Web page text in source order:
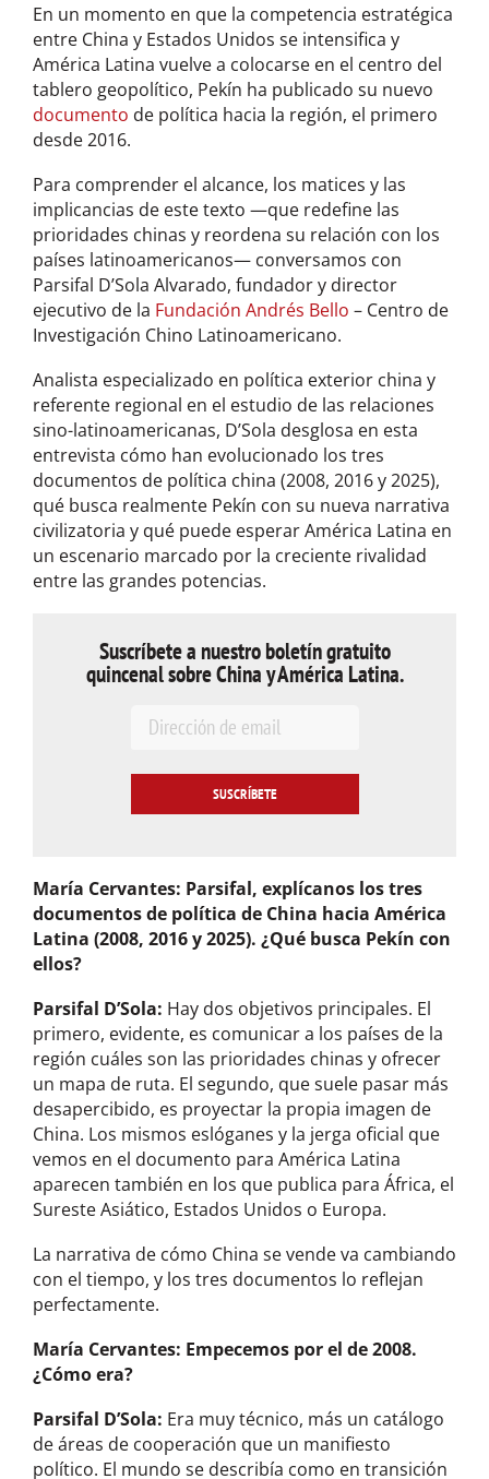
En un momento en que la competencia estratégica
entre China y Estados Unidos se intensifica y
América Latina vuelve a colocarse en el centro del
tablero geopolítico, Pekín ha publicado su nuevo
documento de política hacia la región, el primero
desde 2016.
Para comprender el alcance, los matices y las
implicancias de este texto —que redefine las
prioridades chinas y reordena su relación con los
países latinoamericanos— conversamos con
Parsifal D’Sola Alvarado, fundador y director
ejecutivo de la Fundación Andrés Bello – Centro de
Investigación Chino Latinoamericano.
Analista especializado en política exterior china y
referente regional en el estudio de las relaciones
sino-latinoamericanas, D’Sola desglosa en esta
entrevista cómo han evolucionado los tres
documentos de política china (2008, 2016 y 2025),
qué busca realmente Pekín con su nueva narrativa
civilizatoria y qué puede esperar América Latina en
un escenario marcado por la creciente rivalidad
entre las grandes potencias.
Suscríbete a nuestro boletín gratuito
quincenal sobre China y América Latina.
María Cervantes: Parsifal, explícanos los tres
documentos de política de China hacia América
Latina (2008, 2016 y 2025). ¿Qué busca Pekín con
ellos?
Parsifal D’Sola: Hay dos objetivos principales. El
primero, evidente, es comunicar a los países de la
región cuáles son las prioridades chinas y ofrecer
un mapa de ruta. El segundo, que suele pasar más
desapercibido, es proyectar la propia imagen de
China. Los mismos eslóganes y la jerga oficial que
vemos en el documento para América Latina
aparecen también en los que publica para África, el
Sureste Asiático, Estados Unidos o Europa.
La narrativa de cómo China se vende va cambiando
con el tiempo, y los tres documentos lo reflejan
perfectamente.
María Cervantes: Empecemos por el de 2008.
¿Cómo era?
Parsifal D’Sola: Era muy técnico, más un catálogo
de áreas de cooperación que un manifiesto
político. El mundo se describía como en transición